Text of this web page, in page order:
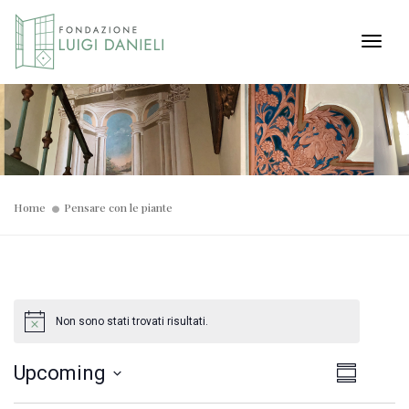
Home Pensare con le piante
Non sono stati trovati risultati.
Viste
Summary
Upcoming